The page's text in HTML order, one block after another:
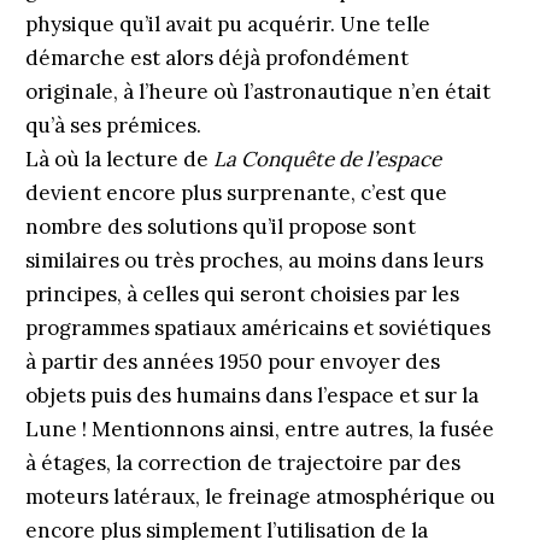
physique qu’il avait pu acquérir. Une telle
démarche est alors déjà profondément
originale, à l’heure où l’astronautique n’en était
qu’à ses prémices.
Là où la lecture de La Conquête de l’espace
devient encore plus surprenante, c’est que
nombre des solutions qu’il propose sont
similaires ou très proches, au moins dans leurs
principes, à celles qui seront choisies par les
programmes spatiaux américains et soviétiques
à partir des années 1950 pour envoyer des
objets puis des humains dans l’espace et sur la
Lune ! Mentionnons ainsi, entre autres, la fusée
à étages, la correction de trajectoire par des
moteurs latéraux, le freinage atmosphérique ou
encore plus simplement l’utilisation de la